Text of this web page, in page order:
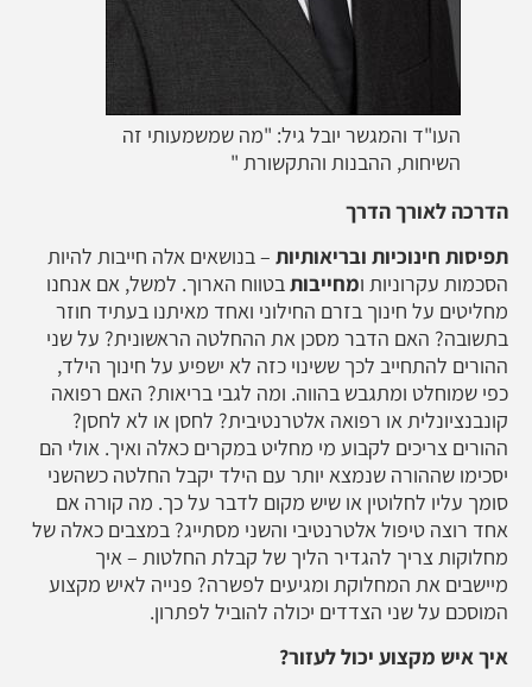
העו"ד והמגשר יובל גיל: "מה שמשמעותי זה
השיחות, ההבנות והתקשורת "
הדרכה לאורך הדרך
תפיסות חינוכיות ובריאותיות – בנושאים אלה חייבות להיות
הסכמות עקרוניות ומחייבותבטווח הארוך. למשל, אם אנחנו
מחליטים על חינוך בזרם החילוני ואחד מאיתנו בעתיד חוזר
בתשובה? האם הדבר מסכן את ההחלטה הראשונית? על שני
ההורים להתחייב לכך ששינוי כזה לא ישפיע על חינוך הילד,
כפי שמוחלט ומתגבש בהווה. ומה לגבי בריאות? האם רפואה
קונבנציונלית או רפואה אלטרנטיבית? לחסן או לא לחסן?
ההורים צריכים לקבוע מי מחליט במקרים כאלה ואיך. אולי הם
יסכימו שההורה שנמצא יותר עם הילד יקבל החלטה כשהשני
סומך עליו לחלוטין או שיש מקום לדבר על כך. מה קורה אם
אחד רוצה טיפול אלטרנטיבי והשני מסתייג? במצבים כאלה של
מחלוקות צריך להגדיר הליך של קבלת החלטות – איך
מיישבים את המחלוקת ומגיעים לפשרה? פנייה לאיש מקצוע
המוסכם על שני הצדדים יכולה להוביל לפתרון.
איך איש מקצוע יכול לעזור?